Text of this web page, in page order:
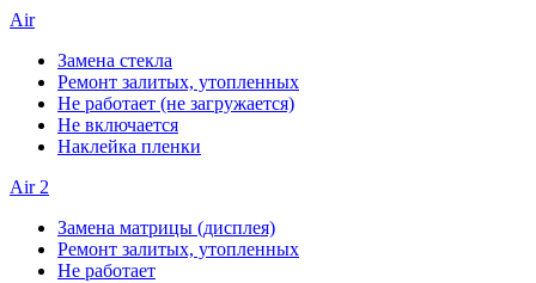
Air
Замена стекла
Ремонт залитых, утопленных
Не работает (не загружается)
Не включается
Наклейка пленки
Air 2
Замена матрицы (дисплея)
Ремонт залитых, утопленных
Не работает